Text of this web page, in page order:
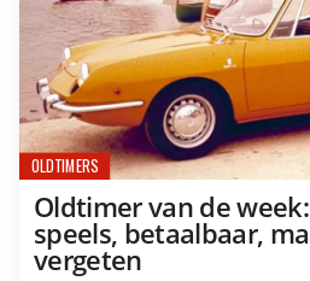
OLDTIMERS
Oldtimer van de
speels, betaalbaar,
vergeten